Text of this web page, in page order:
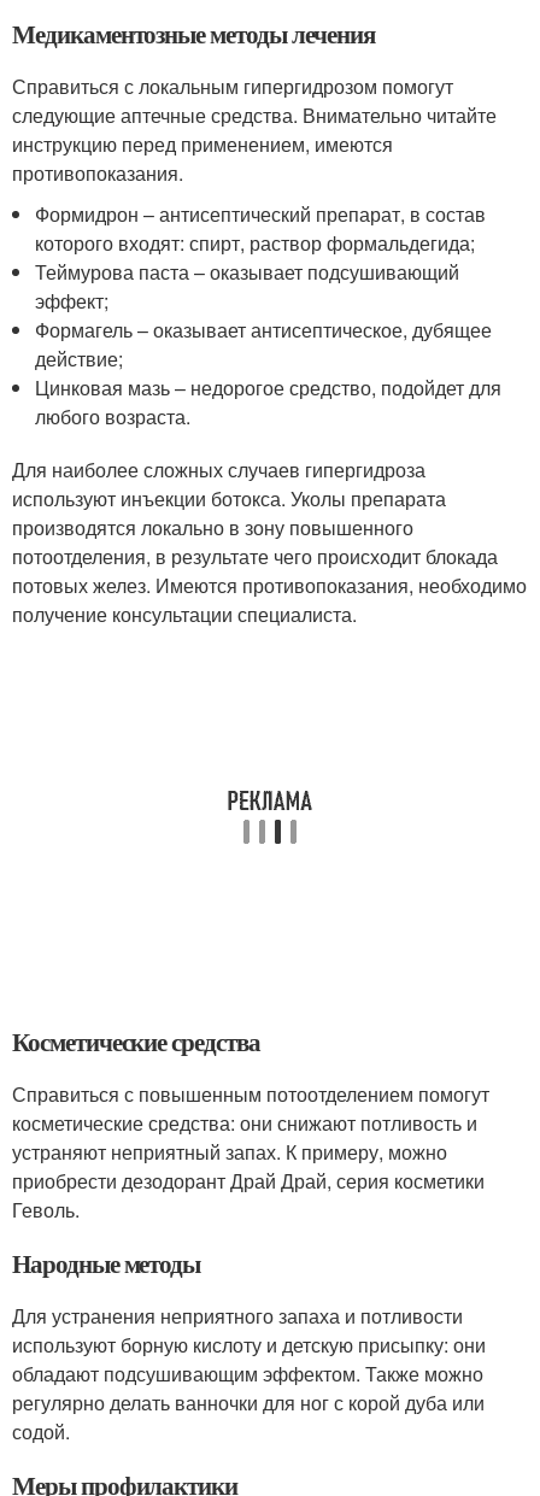
Медикаментозные методы лечения
Справиться с локальным гипергидрозом помогут
следующие аптечные средства. Внимательно читайте
инструкцию перед применением, имеются
противопоказания.
Формидрон – антисептический препарат, в состав
которого входят: спирт, раствор формальдегида;
Теймурова паста – оказывает подсушивающий
эффект;
Формагель – оказывает антисептическое, дубящее
действие;
Цинковая мазь – недорогое средство, подойдет для
любого возраста.
Для наиболее сложных случаев гипергидроза
используют инъекции ботокса. Уколы препарата
производятся локально в зону повышенного
потоотделения, в результате чего происходит блокада
потовых желез. Имеются противопоказания, необходимо
получение консультации специалиста.
Косметические средства
Справиться с повышенным потоотделением помогут
косметические средства: они снижают потливость и
устраняют неприятный запах. К примеру, можно
приобрести дезодорант Драй Драй, серия косметики
Геволь.
Народные методы
Для устранения неприятного запаха и потливости
используют борную кислоту и детскую присыпку: они
обладают подсушивающим эффектом. Также можно
регулярно делать ванночки для ног с корой дуба или
содой.
Меры профилактики